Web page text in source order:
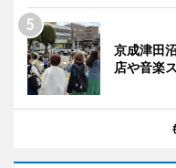
京成津田
店や音楽